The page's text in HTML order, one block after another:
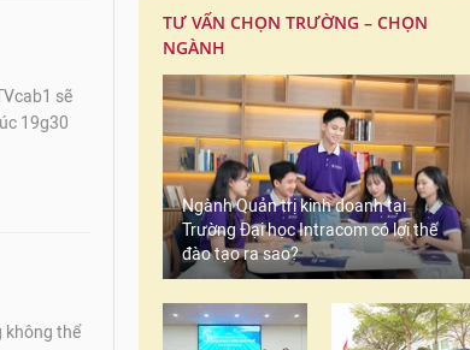
sẽ
19g30
không thể
TƯ VẤN CHỌN TRƯỜNG – CHỌN
NGÀNH
Ngành Quản trị kinh doanh tại
Trường Đại học Intracom có lợi thế
đào tạo ra sao?